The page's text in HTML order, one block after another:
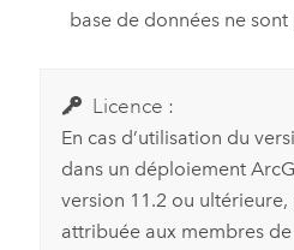
base de données ne
Licence :
En cas d’utilisation du
dans un déploiement
version 11.2 ou
attribuée aux membres